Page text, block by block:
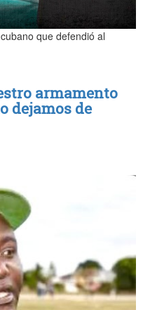
que defendió al
armamento
dejamos de